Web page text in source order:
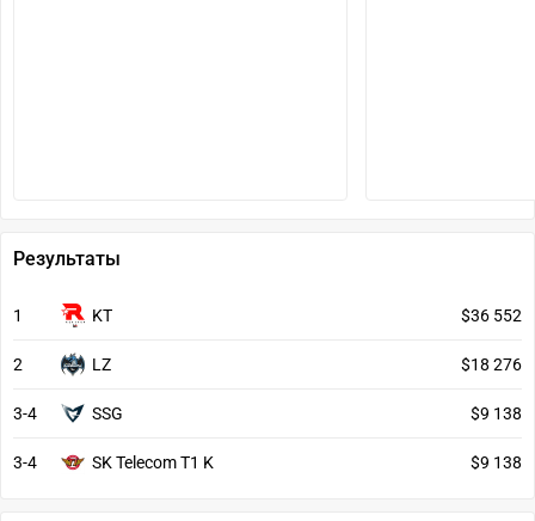
Результаты
1 KT $36 552
2 LZ $18 276
3-4 SSG $9 138
3-4 SK Telecom T1 K $9 138